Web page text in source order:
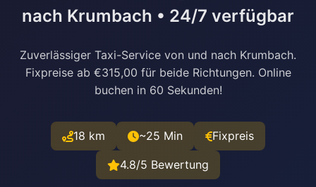
nach Krumbach • 24/7 verfügbar
Zuverlässiger Taxi-Service von und nach Krumbach.
Fixpreise ab €315,00 für beide Richtungen. Online
buchen in 60 Sekunden!
18 km ~25 Min Fixpreis
4.8/5 Bewertung